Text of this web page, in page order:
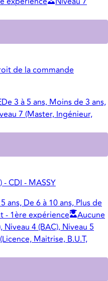
de la commande
De 3 à 5 ans, Moins de 3 ans,
7 (Master, Ingénieur,
CDI - MASSY
ans, De 6 à 10 ans, Plus de
- 1ère expérience
Aucune
Niveau 4 (BAC), Niveau 5
Maitrise, B.U.T,